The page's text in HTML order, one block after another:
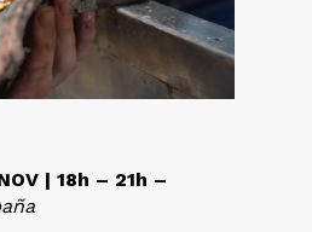
| 18h – 21h –